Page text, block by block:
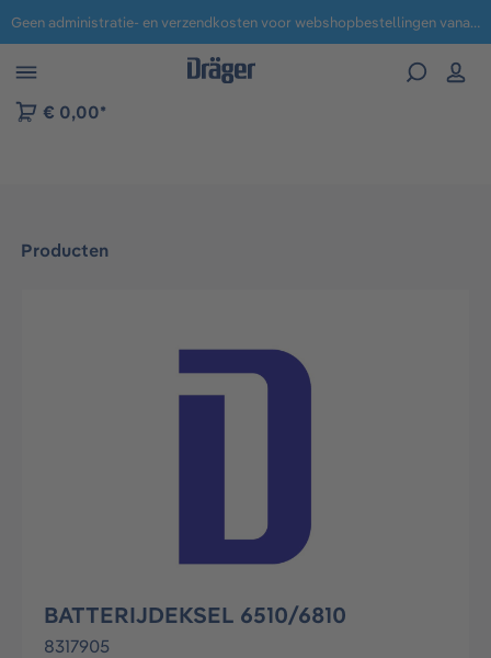
naar navigatie B2B-platform Geen administratie- en verzendkosten voor webshopbestellingen vanaf € 100,-.
€ 0,00*
Producten
Afbeeldingengalerij overslaan
BATTERIJDEKSEL 6510/6810
8317905